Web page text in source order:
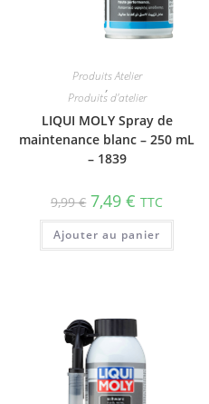
Produits Atelier
,
Produits d'atelier
LIQUI MOLY Spray de
maintenance blanc – 250 mL
– 1839
9,99€ 7,49€ TTC
Ajouter au panier